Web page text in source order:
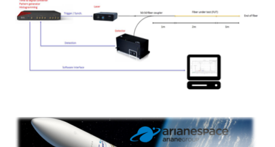
联系我们